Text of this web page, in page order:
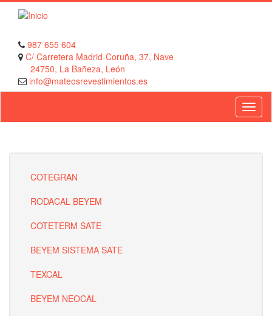
Pasar
principal987 655 604
C/ Carretera Madrid-Coruña, 37, Nave
24750, La Bañeza, León
info@mateosrevestimientos.es
COTEGRAN
RODACAL BEYEM
COTETERM SATE
BEYEM SISTEMA SATE
TEXCAL
BEYEM NEOCAL